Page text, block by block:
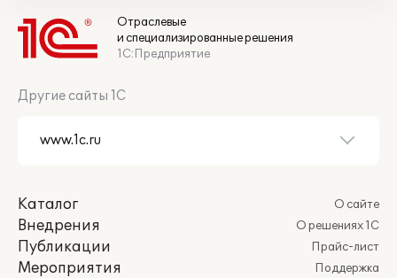
Отраслевые
и специализированные решения
1С:Предприятие
Другие сайты 1С
Каталог
Внедрения
Публикации
Мероприятия
О сайте
О решениях 1С
Прайс-лист
Поддержка